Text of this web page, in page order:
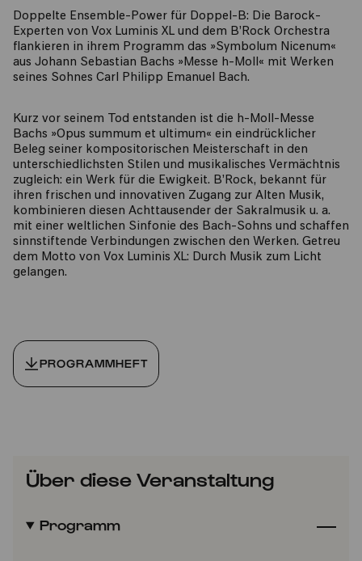
Doppelte Ensemble-Power für Doppel-B: Die Barock-
Experten von Vox Luminis XL und dem B’Rock Orchestra
flankieren in ihrem Programm das »Symbolum Nicenum«
aus Johann Sebastian Bachs »Messe h-Moll« mit Werken
seines Sohnes Carl Philipp Emanuel Bach.
Kurz vor seinem Tod entstanden ist die h-Moll-Messe
Bachs »Opus summum et ultimum« ein eindrücklicher
Beleg seiner kompositorischen Meisterschaft in den
unterschiedlichsten Stilen und musikalisches Vermächtnis
zugleich: ein Werk für die Ewigkeit. B’Rock, bekannt für
ihren frischen und innovativen Zugang zur Alten Musik,
kombinieren diesen Achttausender der Sakralmusik u. a.
mit einer weltlichen Sinfonie des Bach-Sohns und schaffen
sinnstiftende Verbindungen zwischen den Werken. Getreu
dem Motto von Vox Luminis XL: Durch Musik zum Licht
gelangen.
PROGRAMMHEFT
Über diese Veranstaltung
Programm